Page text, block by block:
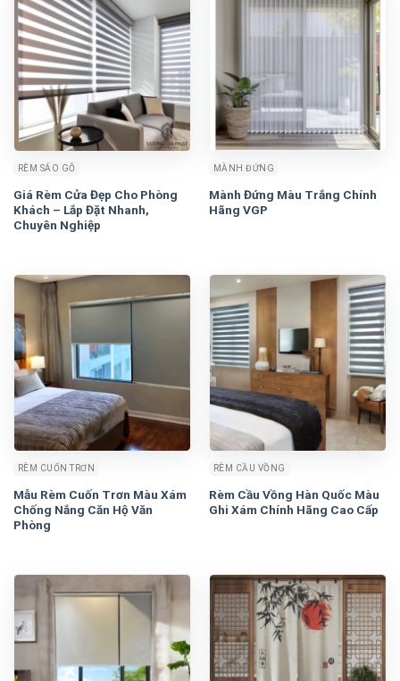
RÈM SÁO GỖ
Giá Rèm Cửa Đẹp Cho Phòng
Khách – Lắp Đặt Nhanh,
Chuyên Nghiệp
MÀNH ĐỨNG
Mành Đứng Màu Trắng Chính
Hãng VGP
RÈM CUỐN TRƠN
Mẫu Rèm Cuốn Trơn Màu Xám
Chống Nắng Căn Hộ Văn
Phòng
RÈM CẦU VỒNG
Rèm Cầu Vồng Hàn Quốc Màu
Ghi Xám Chính Hãng Cao Cấp